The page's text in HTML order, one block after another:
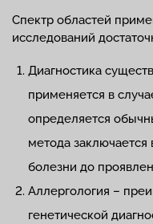
Спектр областей
исследований
Диагностика
применяется в
определяется
метода заключается
болезни до
Аллергология –
генетической